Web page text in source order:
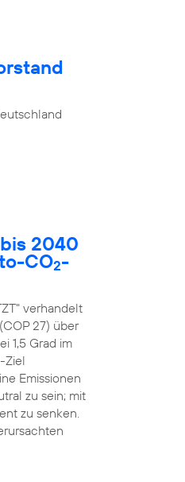
2040
CO2-
verhandelt
27) über
1,5 Grad im
Ziel
Emissionen
zu sein; mit
zu senken.